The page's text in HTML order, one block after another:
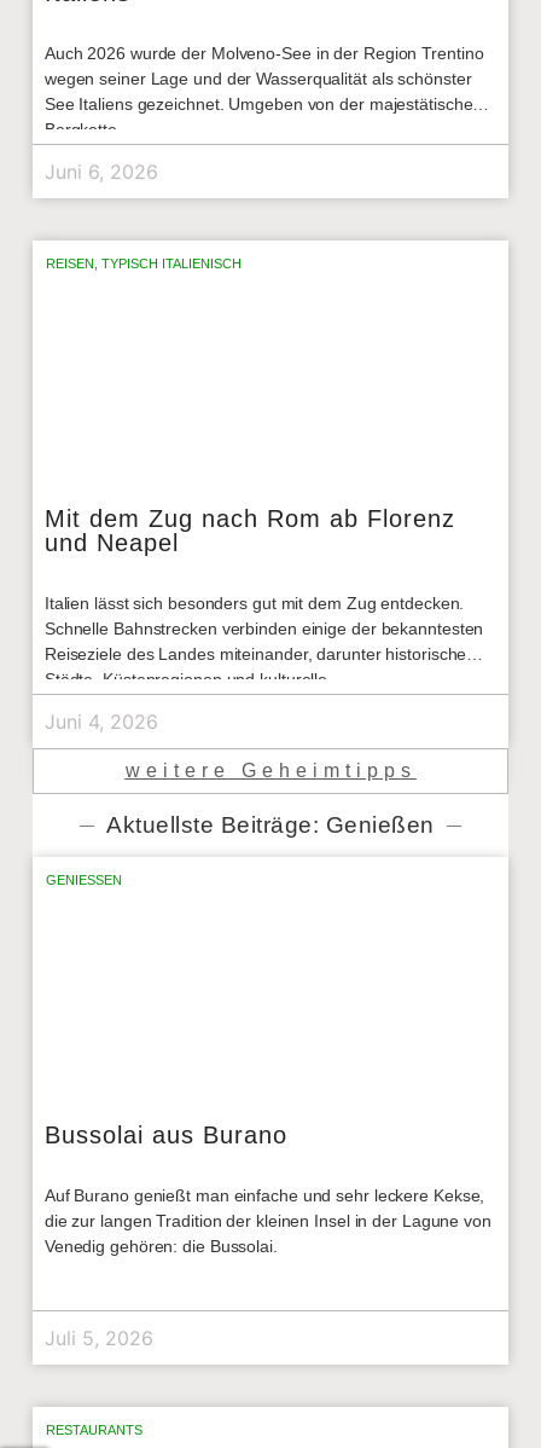
Auch 2026 wurde der Molveno-See in der Region Trentino
wegen seiner Lage und der Wasserqualität als schönster
See Italiens gezeichnet. Umgeben von der majestätischen
Bergkette
Juni 6, 2026
REISEN TYPISCH ITALIENISCH
Mit dem Zug nach Rom ab Florenz
und Neapel
Italien lässt sich besonders gut mit dem Zug entdecken.
Schnelle Bahnstrecken verbinden einige der bekanntesten
Reiseziele des Landes miteinander, darunter historische
Städte, Küstenregionen und kulturelle
Juni 4, 2026
weitere Geheimtipps
Aktuellste Beiträge: Genießen
GENIESSEN
Bussolai aus Burano
Auf Burano genießt man einfache und sehr leckere Kekse,
die zur langen Tradition der kleinen Insel in der Lagune von
Venedig gehören: die Bussolai.
Juli 5, 2026
RESTAURANTS